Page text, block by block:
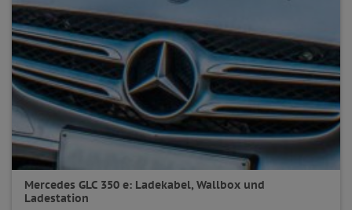
Mercedes GLC 350 e: Ladekabel, Wallbox und
Ladestation